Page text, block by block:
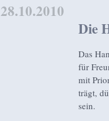
Die
28.10.2010
Das
für
mit
trägt,
sein.